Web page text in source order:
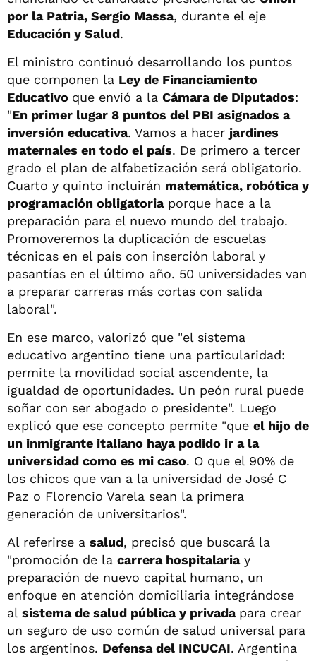
por la Patria, Sergio Massa, durante el eje
Educación y Salud.
El ministro continuó desarrollando los puntos
que componen la Ley de Financiamiento
Educativo que envió a la Cámara de Diputados:
"En primer lugar 8 puntos del PBI asignados a
inversión educativa. Vamos a hacer jardines
maternales en todo el país. De primero a tercer
grado el plan de alfabetización será obligatorio.
Cuarto y quinto incluirán matemática, robótica y
programación obligatoriaporque hace a la
preparación para el nuevo mundo del trabajo.
Promoveremos la duplicación de escuelas
técnicas en el país con inserción laboral y
pasantías en el último año. 50 universidades van
a preparar carreras más cortas con salida
laboral".
En ese marco, valorizó que "el sistema
educativo argentino tiene una particularidad:
permite la movilidad social ascendente, la
igualdad de oportunidades. Un peón rural puede
soñar con ser abogado o presidente". Luego
explicó que ese concepto permite "que el hijo de
un inmigrante italiano haya podido ir a la
universidad como es mi caso. O que el 90% de
los chicos que van a la universidad de José C
Paz o Florencio Varela sean la primera
generación de universitarios".
Al referirse a salud, precisó que buscará la
"promoción de la carrera hospitalariay
preparación de nuevo capital humano, un
enfoque en atención domiciliaria integrándose
al sistema de salud pública y privada para crear
un seguro de uso común de salud universal para
los argentinos. Defensa del INCUCAI. Argentina